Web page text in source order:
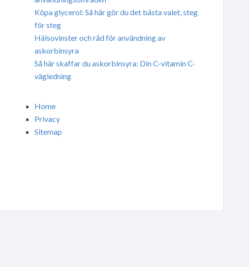
Köpa glycerol: Så här gör du det bästa valet, steg
för steg
Hälsovinster och råd för användning av
askorbinsyra
Så här skaffar du askorbinsyra: Din C-vitamin C-
vägledning
Home
Privacy
Sitemap